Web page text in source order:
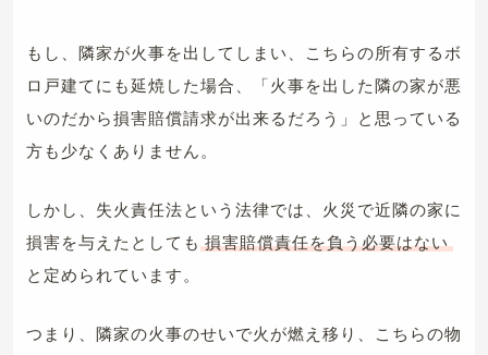
もし、隣家が火事を出してしまい、こちらの所有するボ
ロ戸建てにも延焼した場合、「火事を出した隣の家が悪
いのだから損害賠償請求が出来るだろう」と思っている
方も少なくありません。
しかし、失火責任法という法律では、火災で近隣の家に
損害を与えたとしても 損害賠償責任を負う必要はない
と定められています。
つまり、隣家の火事のせいで火が燃え移り、こちらの物